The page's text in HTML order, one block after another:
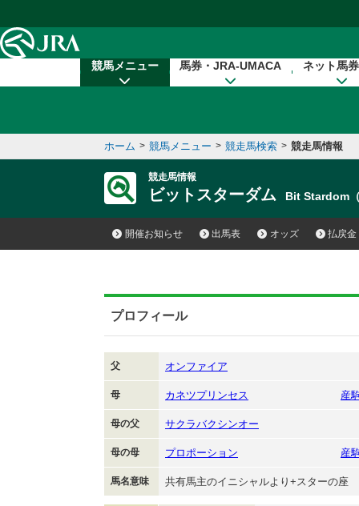
競馬メニュー 馬券・JRA-UMACA ネット馬
ホーム > 競馬メニュー > 競走馬検索 > 競走馬情報
競走馬情報
ビットスターダム Bit Stardom
開催お知らせ 出馬表 オッズ 払戻金
プロフィール
父 オンファイア
母 カネツプリンセス 産
母の父 サクラバクシンオー
母の母 プロポーション 産
馬名意味 共有馬主のイニシャルより+スターの座